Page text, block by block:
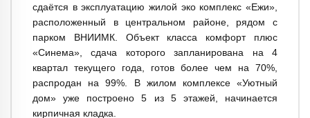
сдаётся в эксплуатацию жилой эко комплекс «Ежи»,
расположенный в центральном районе, рядом с
парком ВНИИМК. Объект класса комфорт плюс
«Синема», сдача которого запланирована на 4
квартал текущего года, готов более чем на 70%,
распродан на 99%. В жилом комплексе «Уютный
дом» уже построено 5 из 5 этажей, начинается
кирпичная кладка.